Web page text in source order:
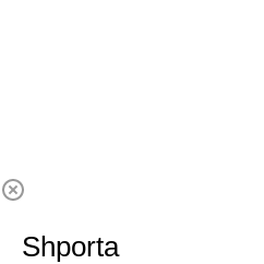
Shporta